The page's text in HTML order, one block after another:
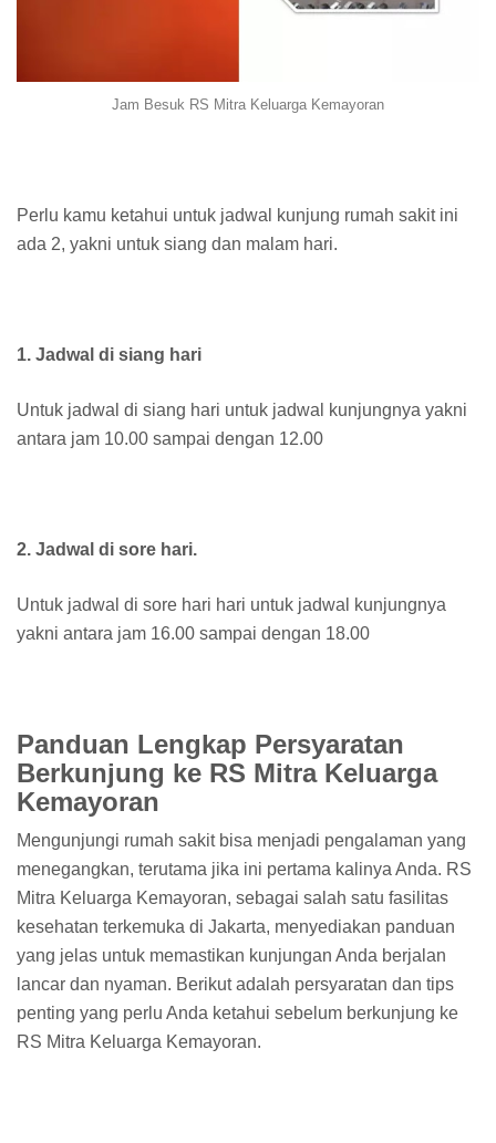
Jam Besuk RS Mitra Keluarga Kemayoran
Perlu kamu ketahui untuk jadwal kunjung rumah sakit ini
ada 2, yakni untuk siang dan malam hari.
1. Jadwal di siang hari
Untuk jadwal di siang hari untuk jadwal kunjungnya yakni
antara jam 10.00 sampai dengan 12.00
2. Jadwal di sore hari.
Untuk jadwal di sore hari hari untuk jadwal kunjungnya
yakni antara jam 16.00 sampai dengan 18.00
Panduan Lengkap Persyaratan
Berkunjung ke RS Mitra Keluarga
Kemayoran
Mengunjungi rumah sakit bisa menjadi pengalaman yang
menegangkan, terutama jika ini pertama kalinya Anda. RS
Mitra Keluarga Kemayoran, sebagai salah satu fasilitas
kesehatan terkemuka di Jakarta, menyediakan panduan
yang jelas untuk memastikan kunjungan Anda berjalan
lancar dan nyaman. Berikut adalah persyaratan dan tips
penting yang perlu Anda ketahui sebelum berkunjung ke
RS Mitra Keluarga Kemayoran.